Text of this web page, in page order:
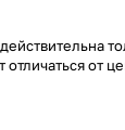
отличаться от